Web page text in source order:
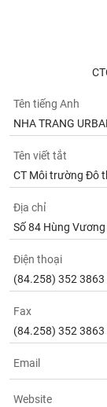
Tên tiếng Anh
NHA TRANG
Tên viết tắt
CT Môi trường Đô
Địa chỉ
Số 84 Hùng Vương
Điện thoại
(84.258) 352 3863
Fax
(84.258) 352 3863
Email
Website